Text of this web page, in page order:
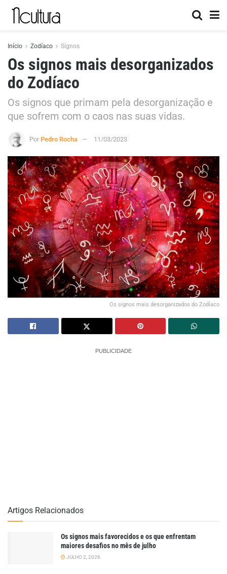
Início Zodíaco Signos
Os signos mais desorganizados
do Zodíaco
Os signos que primam pela desorganização e
que sofrem com o caos nas suas vidas.
Por Pedro Rocha 11/03/2023
Os signos mais desorganizados do Zodíaco
PUBLICIDADE
Artigos Relacionados
Os signos mais favorecidos e os que enfrentam
maiores desafios no mês de julho
JULHO 2, 2026